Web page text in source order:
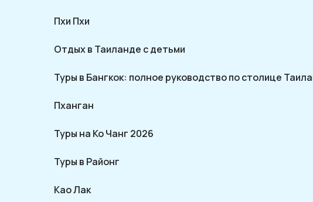
Пхи Пхи
Отдых в Таиланде с детьми
Туры в Бангкок: полное руководство по столице
Пханган
Туры на Ко Чанг 2026
Туры в Районг
Као Лак